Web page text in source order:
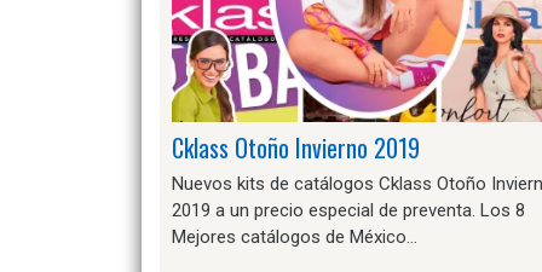
Cklass Otoño Invierno 2019
Nuevos kits de catálogos Cklass Otoño
2019 a un precio especial de preventa. Los 8
Mejores catálogos de México…